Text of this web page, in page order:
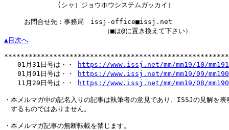
(シャ）ジョウホウシステムガッカイ）
お問合せ先：事務局　issj-office■issj.net
▲目次へ
01月31日号は・・
https://www.issj.net/mm/mm19/10/
01月01日号は・・
https://www.issj.net/mm/mm19/09/
11月29日号は・・
https://www.issj.net/mm/mm19/08/
・本メルマガ中の記名入りの記事は執筆者の意見であり、ISSJの見解を表
するものではありません。
・本メルマガ記事の無断転載を禁じます。